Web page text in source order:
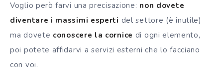
Voglio però farvi una precisazione: non dovete
diventare i massimi esperti del settore (è inutile)
ma dovete conoscere la cornice di ogni elemento,
poi potete affidarvi a servizi esterni che lo facciano
con voi.